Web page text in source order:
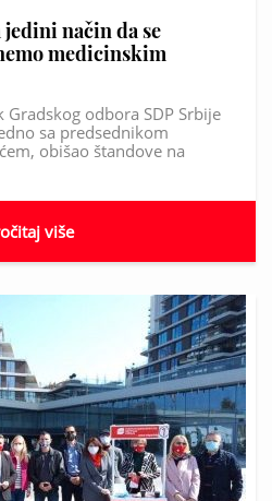
način da se
medicinskim
odbora SDP Srbije
sa predsednikom
obišao štandove na
više